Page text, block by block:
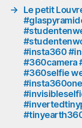
→
Le petit
#insta360
#360camera
#360selfie